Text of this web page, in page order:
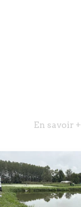
En savoir +